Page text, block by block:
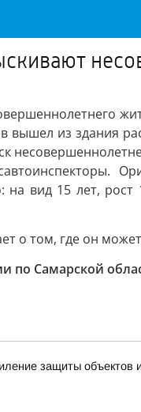
из здания
вид 15 лет,
о том, где он
по Самарской
защиты объектов